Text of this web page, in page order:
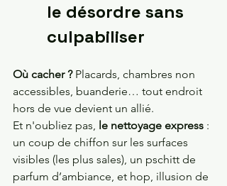
le désordre sans
culpabiliser
Où cacher ? Placards, chambres non
accessibles, buanderie… tout endroit
hors de vue devient un allié.
Et n'oubliez pas, le nettoyage express :
un coup de chiffon sur les surfaces
visibles (les plus sales), un pschitt de
parfum d’ambiance, et hop, illusion de